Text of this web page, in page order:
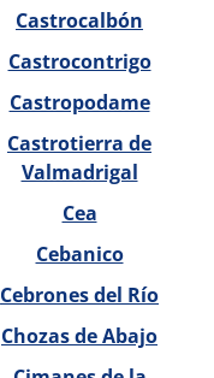
Castrocalbón
Castrocontrigo
Castropodame
Castrotierra de
Valmadrigal
Cea
Cebanico
Cebrones del Río
Chozas de Abajo